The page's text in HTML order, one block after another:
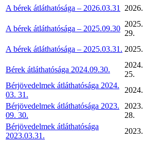
A bérek átláthatósága – 2026.03.31
A bérek átláthatósága – 2025.09.30
29.
A bérek átláthatósága – 2025.03.31.
Bérek átláthatósága 2024.09.30.
25.
Bérjövedelmek átláthatósága 2024.
03. 31.
Bérjövedelmek átláthatósága 2023.
09. 30.
28.
Bérjövedelmek átláthatósága
2023.03.31.